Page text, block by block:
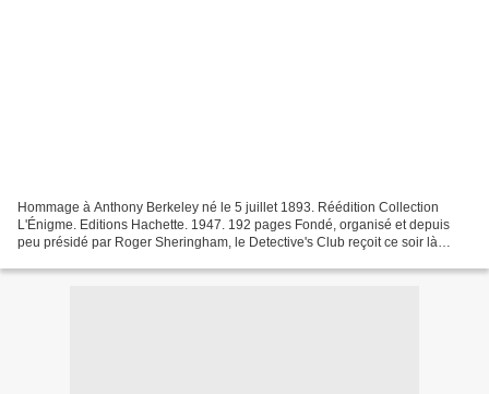
Hommage à Anthony Berkeley né le 5 juillet 1893. Réédition Collection
L'Énigme. Editions Hachette. 1947. 192 pages Fondé, organisé et depuis
peu présidé par Roger Sheringham, le Detective's Club reçoit ce soir là